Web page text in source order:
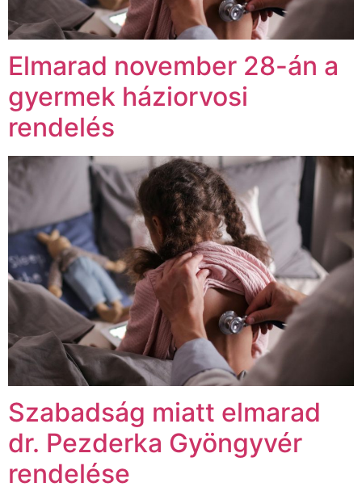
Elmarad november 28-án a
gyermek háziorvosi
rendelés
Szabadság miatt elmarad
dr. Pezderka Gyöngyvér
rendelése